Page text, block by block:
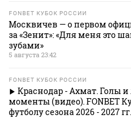
FONBET КУБОК РОССИИ
Москвичев — о первом
за «Зенит»: «Для меня это
зубами»
5 августа 23:42
FONBET КУБОК РОССИИ
Краснодар - Ахмат. Голы
моменты (видео). FONBET
футболу сезона 2026 - 2027